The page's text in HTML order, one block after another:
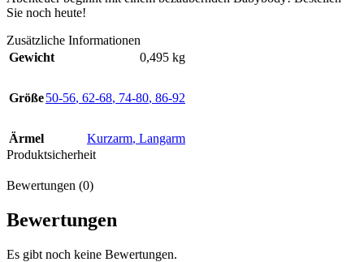
Sie noch heute!
Zusätzliche Informationen
Gewicht
0,495 kg
Größe50-56, 62-68, 74-80, 86-92
Ärmel Kurzarm, Langarm
Produktsicherheit
Bewertungen (0)
Bewertungen
Es gibt noch keine Bewertungen.